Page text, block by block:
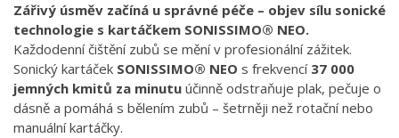
Zářivý úsměv začíná u správné péče – objev sílu sonické
technologie s kartáčkem SONISSIMO® NEO.
Každodenní čištění zubů se mění v profesionální zážitek.
Sonický kartáček SONISSIMO® NEO s frekvencí 37 000
jemných kmitů za minutu účinně odstraňuje plak, pečuje o
dásně a pomáhá s bělením zubů – šetrněji než rotační nebo
manuální kartáčky.